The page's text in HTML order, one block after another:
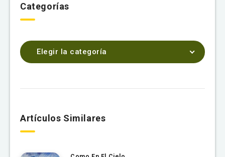
Categorías
Elegir la categoría
Artículos Similares